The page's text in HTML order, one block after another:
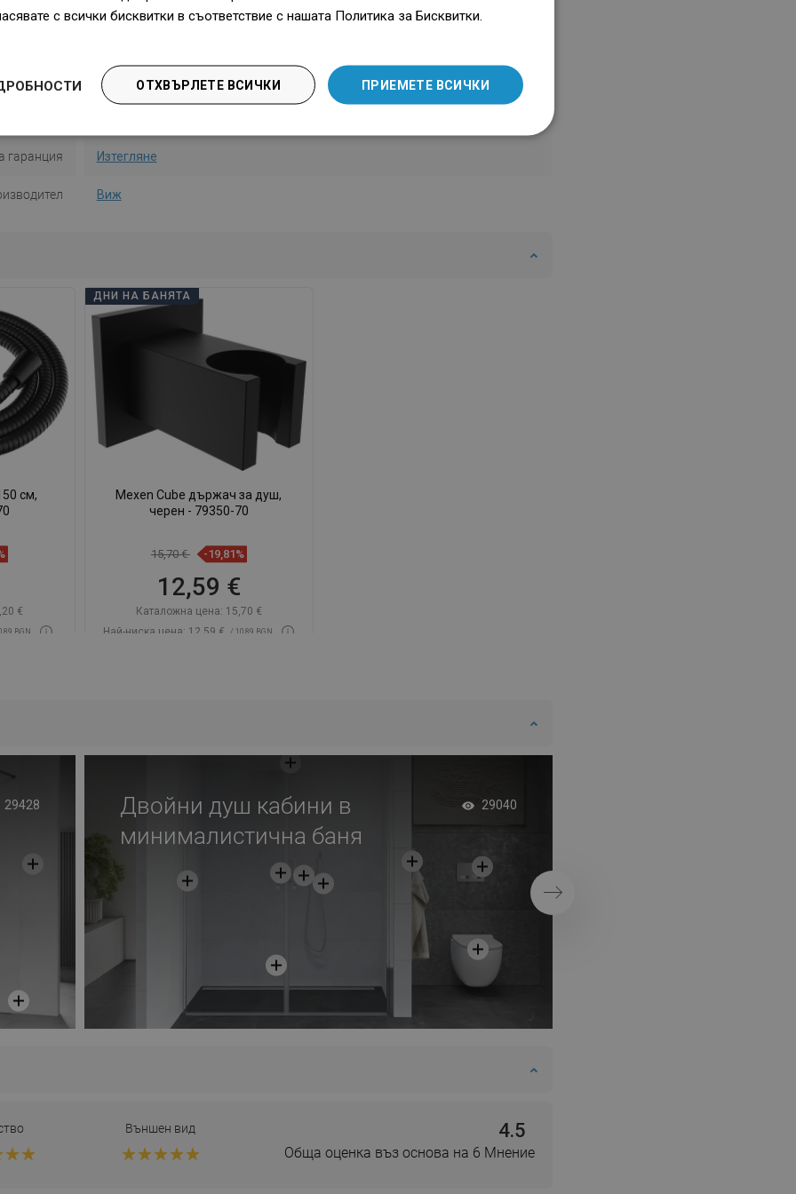
Форма Кръгъл
употреба Изтегляне
гаранция Изтегляне
Виж
см,
€
BGN
ДНИ НА БАНЯТА
Mexen Cube държач за душ,
черен - 79350-70
15,70 € -19,81%
12,59 €
Каталожна цена: 15,70 €
Най-ниска цена: 12,59 €
/ 10,89 BGN
29428
Двойни душ кабини в
минималистична баня
29040
Напред
Външен вид 4.5
Обща оценка въз основа на 6 Мнение
LITHUANIAN
ROMANIAN
с всички бисквитки в съответствие с нашата Политика за Бисквитки.
ПРИЕМЕТЕ ВСИЧКИ
ОТХВЪРЛЕТЕ ВСИЧКИ